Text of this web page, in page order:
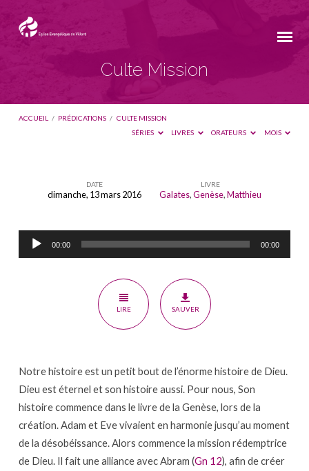
Culte Mission
ACCUEIL / PRÉDICATIONS / CULTE MISSION
SÉRIES
LIVRES ORATEURS MOIS
DATE
dimanche, 13 mars 2016
LIVRE
Galates,Genèse,Matthieu
Lecteur
audio
00:00 00:00
LIRE SAUVER
Notre histoire est un petit bout de l’énorme histoire de Dieu.
Dieu est éternel et son histoire aussi. Pour nous, Son
histoire commence dans le livre de la Genèse, lors de la
création. Adam et Eve vivaient en harmonie jusqu’au moment
de la désobéissance. Alors commence la mission rédemptrice
de Dieu. Il fait une alliance avec Abram (Gn 12), afin de créer